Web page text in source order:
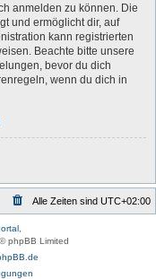
anmelden zu können. Die
und ermöglicht dir, auf
kann registrierten
Beachte bitte unsere
bevor du dich
wenn du dich in
Alle Zeiten sind UTC+02:00
phpBB Limited